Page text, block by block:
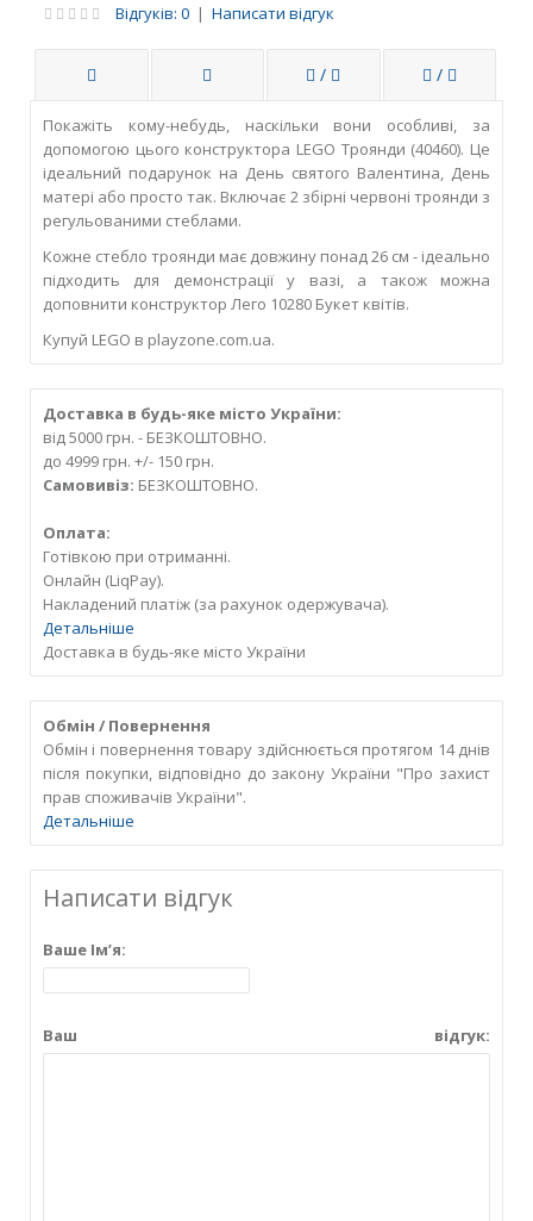
Відгуків: 0 | Написати відгук
/ /
Покажіть кому-небудь, наскільки вони особливі, за
допомогою цього конструктора LEGO Троянди (40460). Це
ідеальний подарунок на День святого Валентина, День
матері або просто так. Включає 2 збірні червоні троянди з
регульованими стеблами.
Кожне стебло троянди має довжину понад 26 см - ідеально
підходить для демонстрації у вазі, а також можна
доповнити конструктор Лего 10280 Букет квітів.
Купуй LEGO в playzone.com.ua.
Доставка в будь-яке місто України:
від 5000 грн. - БЕЗКОШТОВНО.
до 4999 грн. +/- 150 грн.
Самовивіз: БЕЗКОШТОВНО.
Оплата:
Готівкою при отриманні.
Онлайн (LiqPay).
Накладений платіж (за рахунок одержувача).
Детальніше
Доставка в будь-яке місто України
Обмін / Повернення
Обмін і повернення товару здійснюється протягом 14 днів
після покупки, відповідно до закону України "Про захист
прав споживачів України".
Детальніше
Написати відгук
Ваше Ім’я:
Ваш відгук: